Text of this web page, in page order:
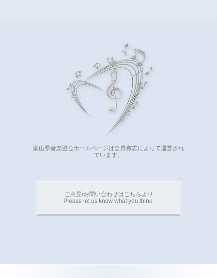
富山県音楽協会ホームページは会員有志によって運営され
ています。
ご意見/お問い合わせはこちらより
Please let us know what you think.